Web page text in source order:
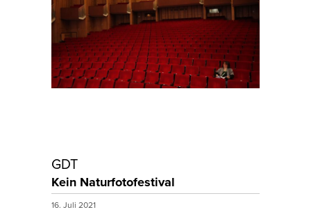
GDT
Kein Naturfotofestival
16. Juli 2021